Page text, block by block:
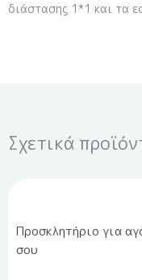
διάστασης 1*1 και τα
Σχετικά
Προσκλητήριο για
σου